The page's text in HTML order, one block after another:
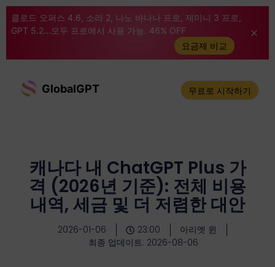
클로드 오퍼스 4.6, 소라 2, 나노 바나나 프로, 제미니 3 프로,
GPT 5.2...모두 프로에서 사용 가능. 46% OFF
요금제 비교
GlobalGPT 무료로 시작하기
캐나다 내 ChatGPT Plus 가
격 (2026년 기준): 전체 비용
내역, 세금 및 더 저렴한 대안
2026-01-06 23:00
아리엣 윈
최종 업데이트: 2026-08-06